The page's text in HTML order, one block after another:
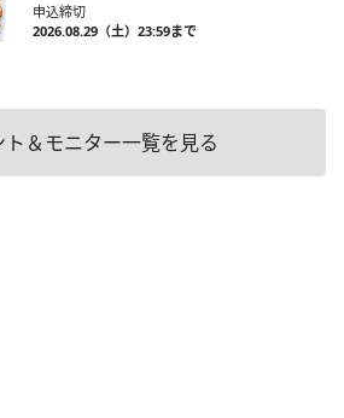
申込締切
2026.08.29（土）23:59まで
ト＆モニター一覧を見る